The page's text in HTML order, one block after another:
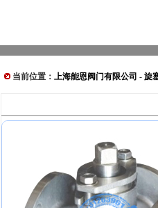
当前位置： 上海能恩阀门有限公司 - 旋